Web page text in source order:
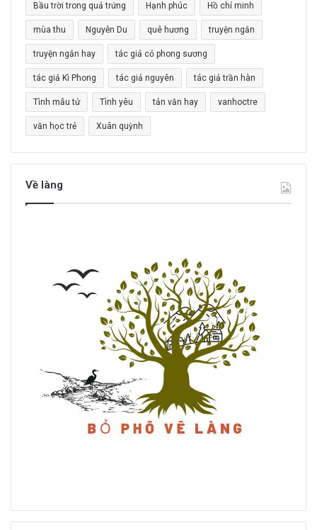
h
o
:
Bầu trời trong quả trứng Hạnh phúc Hồ chí minh
mùa thu Nguyễn Du quê hương truyện ngắn
truyện ngắn hay tác giả cỏ phong sương
tác giả Kì Phong tác giả nguyên tác giả trần hàn
Tình mẫu tử Tình yêu tản văn hay vanhoctre
văn học trẻ Xuân quỳnh
Về làng